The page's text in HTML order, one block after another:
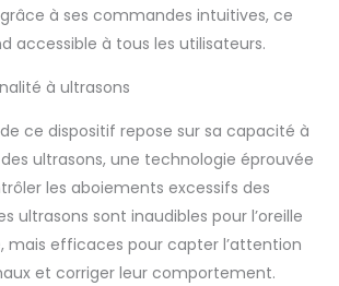
à ses commandes intuitives, ce
accessible à tous les utilisateurs.
à ultrasons
ce dispositif repose sur sa capacité à
ultrasons, une technologie éprouvée
les aboiements excessifs des
ultrasons sont inaudibles pour l’oreille
mais efficaces pour capter l’attention
et corriger leur comportement.